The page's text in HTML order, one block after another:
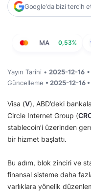
Google'da bizi tercih
MA 0,53%
Yayın Tarihi • 2025-12-16
Güncelleme • 2025-12-16 •
Visa (V), ABD’deki
Circle Internet Group (
stablecoin’i üzerinden
bir hizmet başlattı.
Bu adım, blok zinciri ve
finansal sisteme daha
varlıklara yönelik